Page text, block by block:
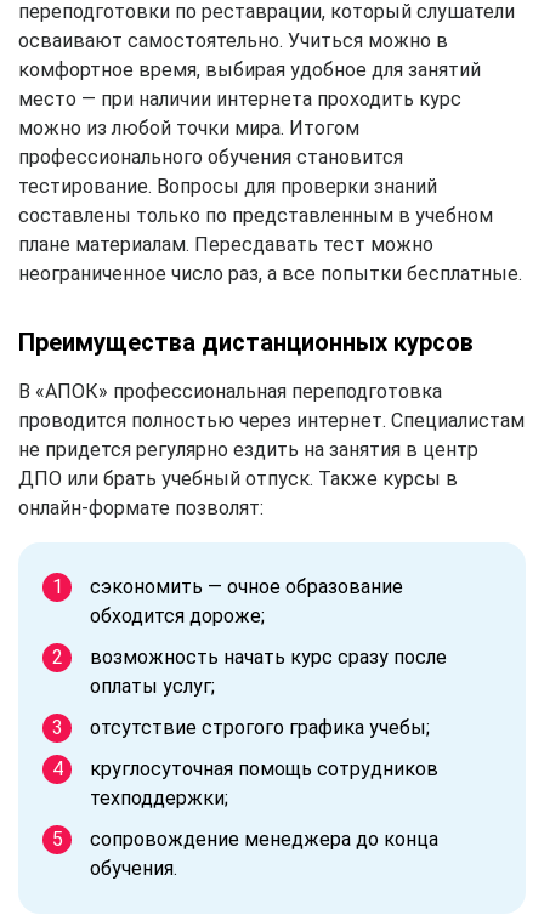
переподготовки по реставрации, который слушатели
осваивают самостоятельно. Учиться можно в
комфортное время, выбирая удобное для занятий
место — при наличии интернета проходить курс
можно из любой точки мира. Итогом
профессионального обучения становится
тестирование. Вопросы для проверки знаний
составлены только по представленным в учебном
плане материалам. Пересдавать тест можно
неограниченное число раз, а все попытки бесплатные.
Преимущества дистанционных курсов
В «АПОК» профессиональная переподготовка
проводится полностью через интернет. Специалистам
не придется регулярно ездить на занятия в центр
ДПО или брать учебный отпуск. Также курсы в
онлайн-формате позволят:
сэкономить — очное образование
обходится дороже;
возможность начать курс сразу после
оплаты услуг;
отсутствие строгого графика учебы;
круглосуточная помощь сотрудников
техподдержки;
сопровождение менеджера до конца
обучения.